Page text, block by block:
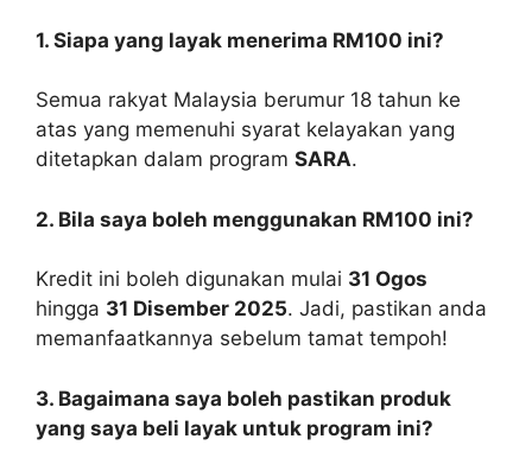
1. Siapa yang layak menerima RM100 ini?
Semua rakyat Malaysia berumur 18 tahun ke
atas yang memenuhi syarat kelayakan yang
ditetapkan dalam program SARA.
2. Bila saya boleh menggunakan RM100 ini?
Kredit ini boleh digunakan mulai 31 Ogos
hingga 31 Disember 2025. Jadi, pastikan anda
memanfaatkannya sebelum tamat tempoh!
3. Bagaimana saya boleh pastikan produk
yang saya beli layak untuk program ini?